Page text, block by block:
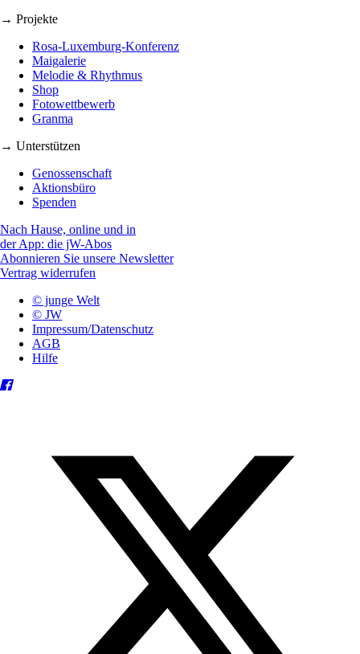
→ Projekte
Rosa-Luxemburg-Konferenz
Maigalerie
Melodie & Rhythmus
Shop
Fotowettbewerb
Granma
→ Unterstützen
Genossenschaft
Aktionsbüro
Spenden
Nach Hause, online und in
der App: die jW-Abos
Abonnieren Sie unsere Newsletter
Vertrag widerrufen
© junge Welt
© JW
Impressum/Datenschutz
AGB
Hilfe